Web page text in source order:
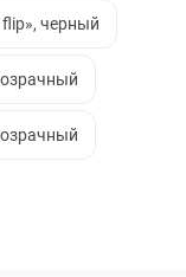
черный